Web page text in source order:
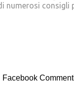
numerosi consigli
Facebook